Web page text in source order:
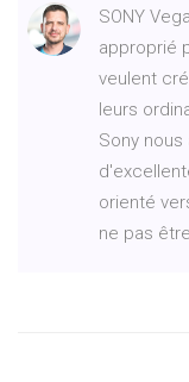
SONY
approprié
veulent
leurs
Sony
orienté
ne pas